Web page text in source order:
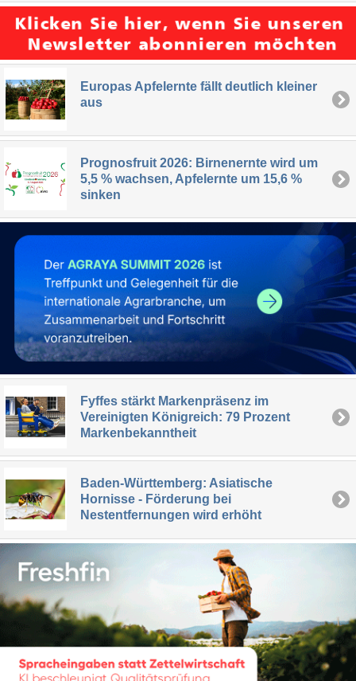
Europas Apfelernte fällt deutlich kleiner
aus
Prognosfruit 2026: Birnenernte wird um
5,5 % wachsen, Apfelernte um 15,6 %
sinken
Fyffes stärkt Markenpräsenz im
Vereinigten Königreich: 79 Prozent
Markenbekanntheit
Baden-Württemberg: Asiatische
Hornisse - Förderung bei
Nestentfernungen wird erhöht